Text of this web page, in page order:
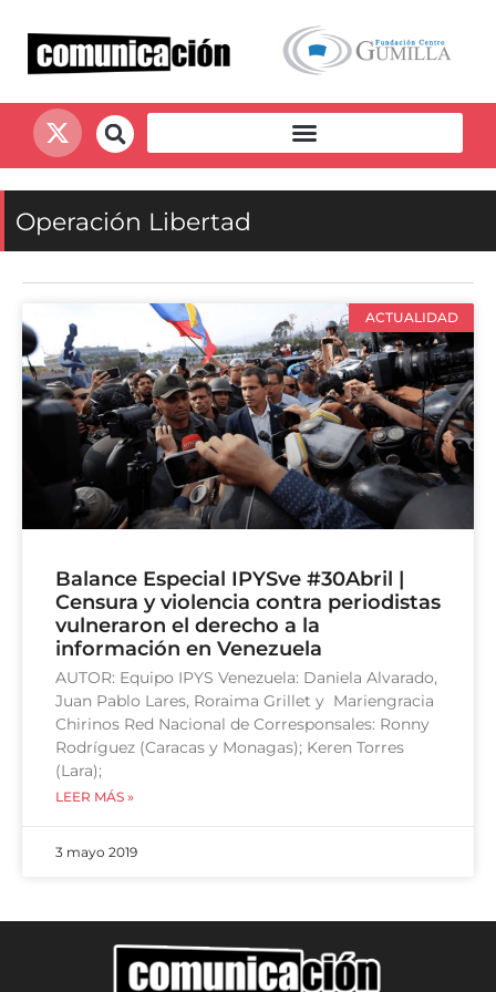
Operación Libertad
ACTUALIDAD
Balance Especial IPYSve #30Abril |
Censura y violencia contra periodistas
vulneraron el derecho a la
información en Venezuela
AUTOR: Equipo IPYS Venezuela: Daniela Alvarado,
Juan Pablo Lares, Roraima Grillet y Mariengracia
Chirinos Red Nacional de Corresponsales: Ronny
Rodríguez (Caracas y Monagas); Keren Torres
(Lara);
LEER MÁS »
3 mayo 2019